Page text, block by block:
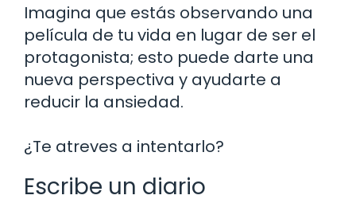
Imagina que estás observando una
película de tu vida en lugar de ser el
protagonista; esto puede darte una
nueva perspectiva y ayudarte a
reducir la ansiedad.
¿Te atreves a intentarlo?
Escribe un diario